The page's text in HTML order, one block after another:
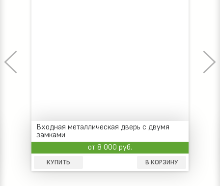
Стальная дверь с одним замком, отделка
винилискожа
от 8 000 руб.
КУПИТЬ В КОРЗИНУ